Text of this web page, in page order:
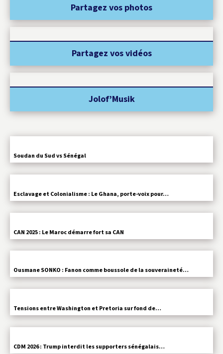
Soudan du Sud vs Sénégal
Esclavage et Colonialisme : Le Ghana, porte-voix pour…
CAN 2025 : Le Maroc démarre fort sa CAN
Ousmane SONKO : Fanon comme boussole de la souveraineté…
Tensions entre Washington et Pretoria sur fond de…
CDM 2026 : Trump interdit les supporters sénégalais…
Partagez vos photos
Partagez vos vidéos
Jolof’Musik